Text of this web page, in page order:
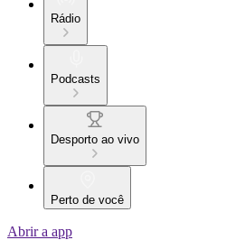
Rádio
Podcasts
Desporto ao vivo
Perto de você
Abrir a app